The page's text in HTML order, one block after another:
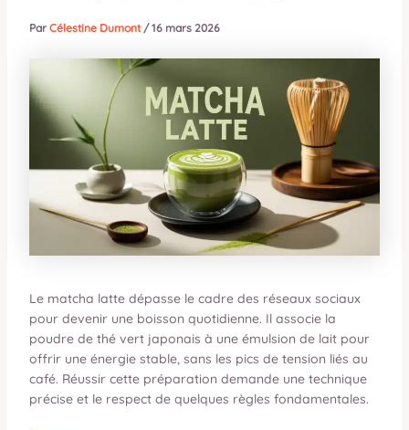
Par Célestine Dumont/16 mars 2026
Le matcha latte dépasse le cadre des réseaux sociaux
pour devenir une boisson quotidienne. Il associe la
poudre de thé vert japonais à une émulsion de lait pour
offrir une énergie stable, sans les pics de tension liés au
café. Réussir cette préparation demande une technique
précise et le respect de quelques règles fondamentales.